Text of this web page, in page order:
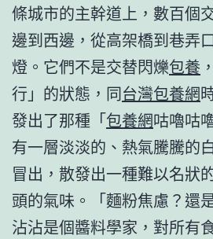
條城市的主幹道上，數百個
邊到西邊，從高架橋到巷弄
燈。它們不是交替閃爍包養
行」的狀態，同台灣包養網
發出了那種「包養網咕嚕咕
有一層淡淡的、熱氣騰騰的
冒出，散發出一種難以名
頭的氣味。「麵粉焦慮？還
沾沾是個醬料學家，對所有